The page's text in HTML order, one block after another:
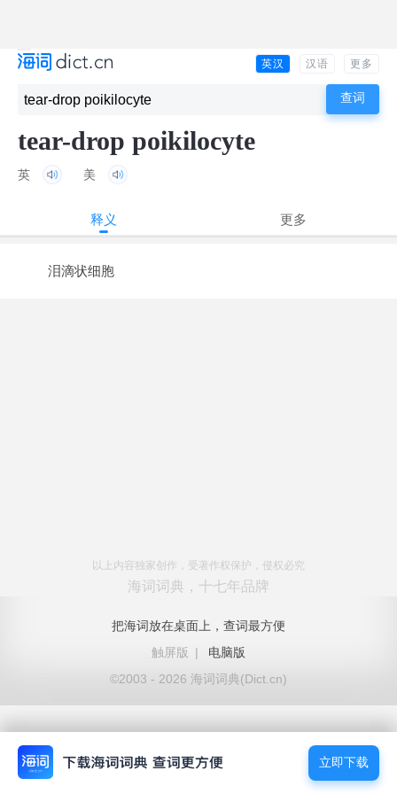
英汉 汉语 更多
tear-drop poikilocyte
英 美
释义 更多
泪滴状细胞
以上内容独家创作，受著作权保护，侵权必究
海词词典，十七年品牌
把海词放在桌面上，查词最方便
触屏版
|
电脑版
©2003 - 2026 海词词典(Dict.cn)
立即下载
立即下载